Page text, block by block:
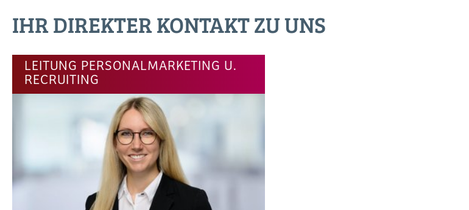
IHR DIREKTER KONTAKT ZU UNS
LEITUNG PERSONALMARKETING U.
RECRUITING